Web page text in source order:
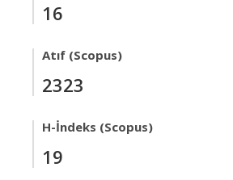
16
Atıf (Scopus)
2323
H-İndeks (Scopus)
19